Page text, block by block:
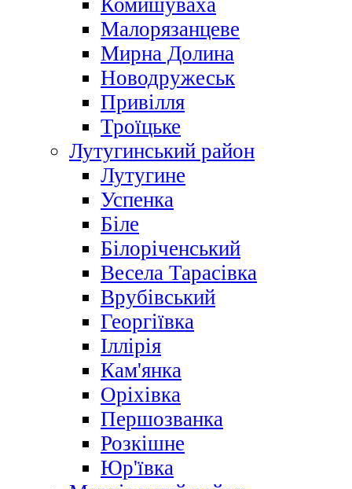
Комишуваха
Малорязанцеве
Мирна Долина
Новодружеськ
Привілля
Троїцьке
Лутугинський район
Лутугине
Успенка
Біле
Білоріченський
Весела Тарасівка
Врубівський
Георгіївка
Іллірія
Кам'янка
Оріхівка
Першозванка
Розкішне
Юр'ївка